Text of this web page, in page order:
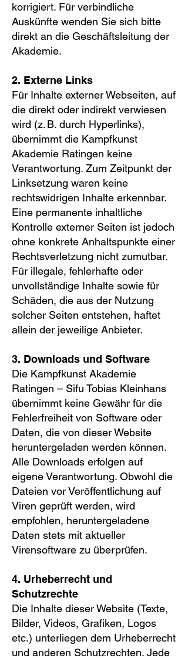
korrigiert. Für verbindliche
Auskünfte wenden Sie sich bitte
direkt an die Geschäftsleitung der
Akademie.
2. Externe Links
Für Inhalte externer Webseiten, auf
die direkt oder indirekt verwiesen
wird (z. B. durch Hyperlinks),
übernimmt die Kampfkunst
Akademie Ratingen keine
Verantwortung. Zum Zeitpunkt der
Linksetzung waren keine
rechtswidrigen Inhalte erkennbar.
Eine permanente inhaltliche
Kontrolle externer Seiten ist jedoch
ohne konkrete Anhaltspunkte einer
Rechtsverletzung nicht zumutbar.
Für illegale, fehlerhafte oder
unvollständige Inhalte sowie für
Schäden, die aus der Nutzung
solcher Seiten entstehen, haftet
allein der jeweilige Anbieter.
3. Downloads und Software
Die Kampfkunst Akademie
Ratingen – Sifu Tobias Kleinhans
übernimmt keine Gewähr für die
Fehlerfreiheit von Software oder
Daten, die von dieser Website
heruntergeladen werden können.
Alle Downloads erfolgen auf
eigene Verantwortung. Obwohl die
Dateien vor Veröffentlichung auf
Viren geprüft werden, wird
empfohlen, heruntergeladene
Daten stets mit aktueller
Virensoftware zu überprüfen.
4. Urheberrecht und
Schutzrechte
Die Inhalte dieser Website (Texte,
Bilder, Videos, Grafiken, Logos
etc.) unterliegen dem Urheberrecht
und anderen Schutzrechten. Jede